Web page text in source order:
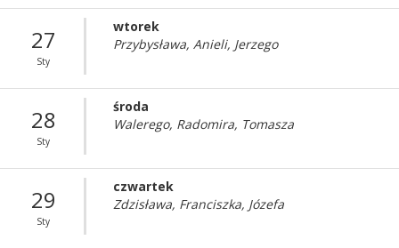
27
Sty
wtorek
Przybysława, Anieli, Jerzego
28
Sty
środa
Walerego, Radomira, Tomasza
29
Sty
czwartek
Zdzisława, Franciszka, Józefa